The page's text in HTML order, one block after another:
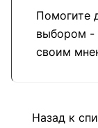
Помогите
выбором -
своим
Назад к